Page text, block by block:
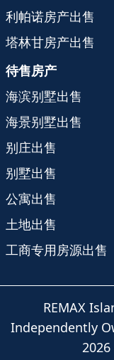
利帕诺房产出售
塔林甘房产出售
待售房产
海滨别墅出售
海景别墅出售
别庄出售
别墅出售
公寓出售
土地出售
工商专用房源出售
REMAX
Independently
2026